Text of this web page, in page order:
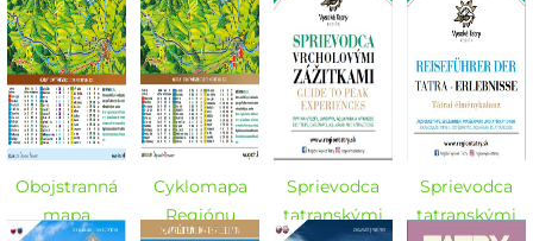
Obojstranná
mapa
Cyklomapa
Regiónu
Sprievodca
tatranskými
Sprievodca
tatranskými